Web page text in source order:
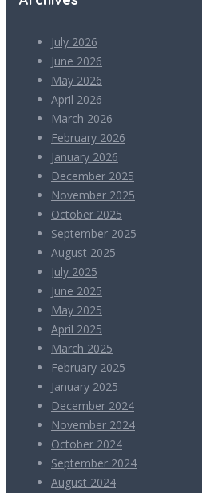
July 2026
June 2026
May 2026
April 2026
March 2026
February 2026
January 2026
December 2025
November 2025
October 2025
September 2025
August 2025
July 2025
June 2025
May 2025
April 2025
March 2025
February 2025
January 2025
December 2024
November 2024
October 2024
September 2024
August 2024